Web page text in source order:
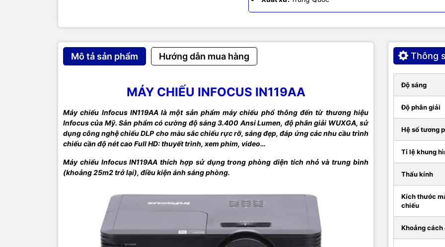
Mô tả sản phẩm Hướng dẫn mua hàng
MÁY CHIẾU INFOCUS IN119AA
Máy chiếu Infocus IN119AA là một sản phẩm máy chiếu phổ thông đến từ thương hiệu
Infocus của Mỹ. Sản phẩm có cường độ sáng 3.400 Ansi Lumen, độ phân giải WUXGA, sử
dụng công nghệ chiếu DLP cho màu sắc chiếu rực rỡ, sáng đẹp, đáp ứng các nhu cầu trình
chiếu cần độ nét cao Full HD: thuyết trình, xem phim, video…
Máy chiếu Infocus IN119AA thích hợp sử dụng trong phòng diện tích nhỏ và trung bình
(khoảng 25m2 trở lại), điều kiện ánh sáng phòng.
Thông
Độ sáng
Độ phân giải
Hệ số tương
Tỉ lệ khung
Thấu kính
Kích thước
chiếu
Khoảng cách
Công suất: 203W (SP-LAMP-105)
Tuổi thọ: 15.000 giờ
HDMI 1.4a x 1, VGA in x 1, S-VIDEO x1, 3.5mm
Màu sắc
Phụ kiện
Cáp nguồn, Cáp tín hiệu VGA, Sách đĩa hướng
dụng, Remote
Chính hãng Infocus Mỹ, Made in China
Bảo hành